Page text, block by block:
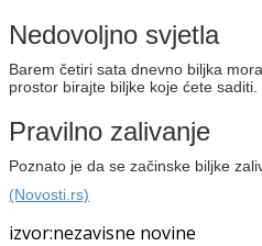
Nedovoljno svjetla
Barem četiri sata dnevno biljka
prostor birajte biljke koje ćete
Pravilno zalivanje
Poznato je da se začinske biljke
(Novosti.rs)
izvor:nezavisne novine